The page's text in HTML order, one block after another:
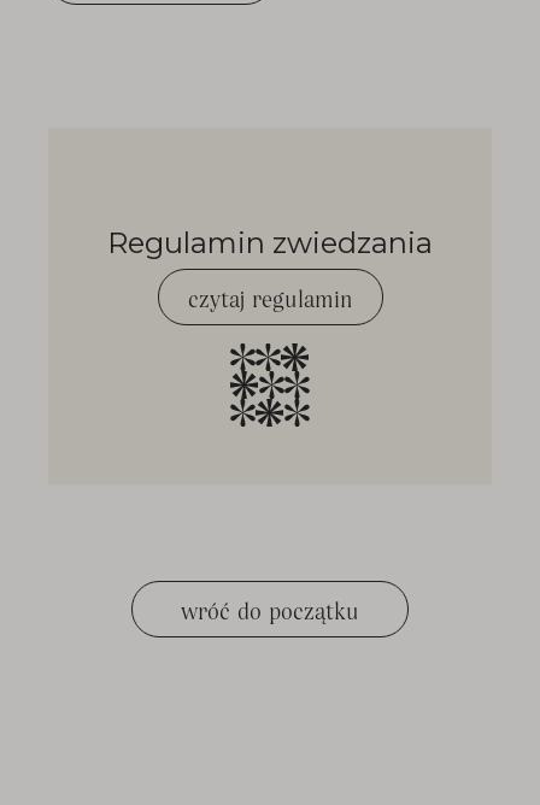
Regulamin zwiedzania
czytaj regulamin
wróć do początku